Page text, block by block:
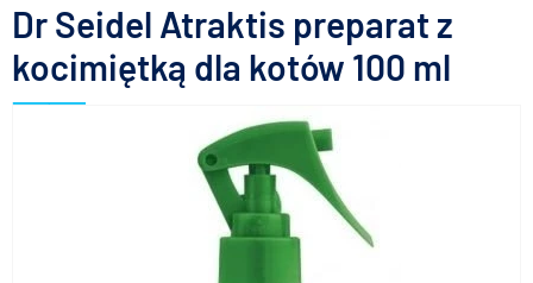
Dr Seidel Atraktis preparat z
kocimiętką dla kotów 100 ml